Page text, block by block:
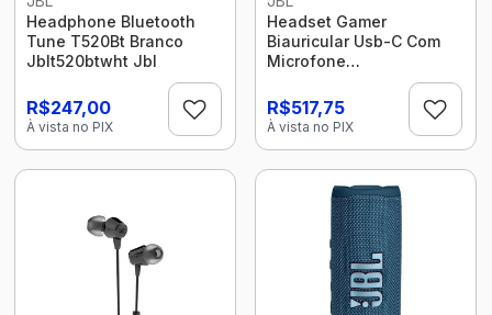
Headphone Bluetooth
Tune T520Bt Branco
Jblt520btwht Jbl
R$247,00
À vista no PIX
Headset Gamer
Biauricular Usb-C Com
Microfone
Jblquantum400Blk Jbl
R$517,75
À vista no PIX